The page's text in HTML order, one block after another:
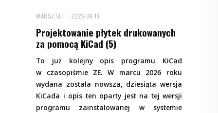
WARSZTAT 2026-06-13
Projektowanie płytek drukowanych
za pomocą KiCad (5)
To już kolejny opis programu KiCad
w czasopiśmie ZE. W marcu 2026 roku
wydana została nowsza, dziesiąta wersja
KiCada i opis ten oparty jest na tej wersji
programu zainstalowanej w systemie